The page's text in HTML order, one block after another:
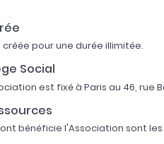
pour une durée illimitée.
Social
est fixé à Paris au 46,
bénéficie l'Association sont les